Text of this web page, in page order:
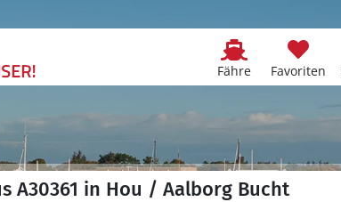
Fähre Favoriten
A30361 in Hou / Aalborg Bucht